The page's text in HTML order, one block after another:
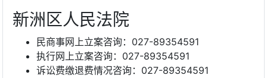
新洲区人民法院
民商事网上立案咨询：027-89354591
执行网上立案咨询：027-89354591
诉讼费缴退费情况咨询：027-89354591